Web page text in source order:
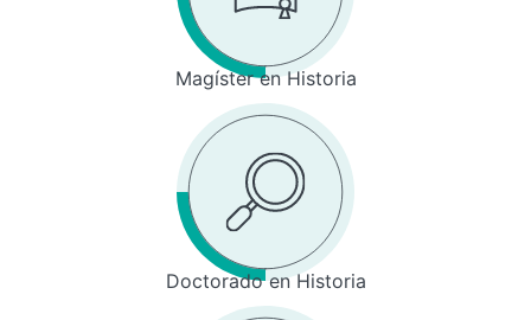
Magíster en Historia
Doctorado en Historia